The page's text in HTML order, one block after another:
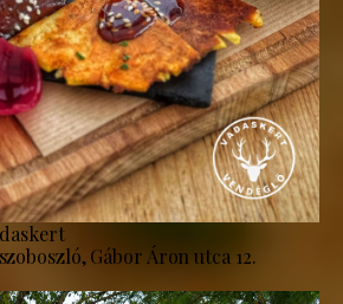
Gábor Áron utca 12.